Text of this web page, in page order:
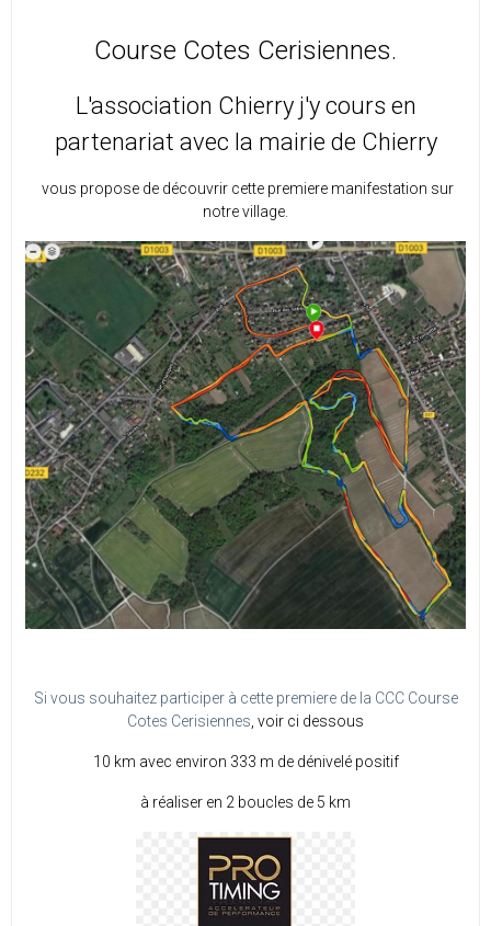
Course Cotes Cerisiennes.
L'association Chierry j'y cours en
partenariat avec la mairie de Chierry
vous propose de découvrir cette premiere manifestation sur
notre village.
Si vous souhaitez participer à cette premiere de la CCC Course
Cotes Cerisiennes , voir ci dessous
10 km avec environ 333 m de dénivelé positif
à réaliser en 2 boucles de 5 km